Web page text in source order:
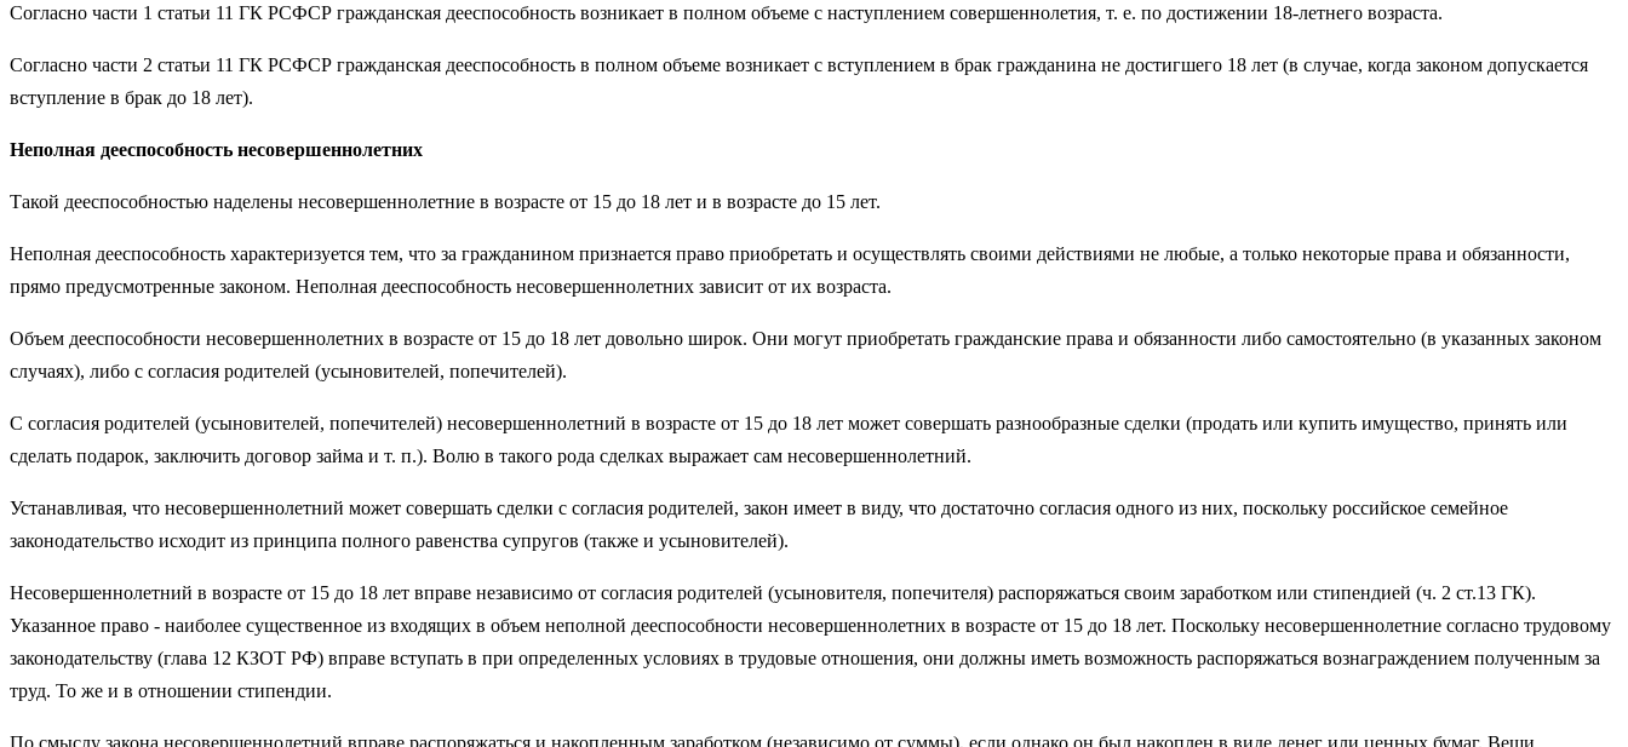
Согласно части 1 статьи 11 ГК РСФСР гражданская дееспособность возникает в полном объеме с наступлением совершеннолетия, т. е. по достижении 18-летнего возраста.
Согласно части 2 статьи 11 ГК РСФСР гражданская дееспособность в полном объеме возникает с вступлением в брак гражданина не достигшего 18 лет (в случае, когда законом допускается
вступление в брак до 18 лет).
Неполная дееспособность несовершеннолетних
Такой дееспособностью наделены несовершеннолетние в возрасте от 15 до 18 лет и в возрасте до 15 лет.
Неполная дееспособность характеризуется тем, что за гражданином признается право приобретать и осуществлять своими действиями не любые, а только некоторые права и обязанности,
прямо предусмотренные законом. Неполная дееспособность несовершеннолетних зависит от их возраста.
Объем дееспособности несовершеннолетних в возрасте от 15 до 18 лет довольно широк. Они могут приобретать гражданские права и обязанности либо самостоятельно (в указанных законом
случаях), либо с согласия родителей (усыновителей, попечителей).
С согласия родителей (усыновителей, попечителей) несовершеннолетний в возрасте от 15 до 18 лет может совершать разнообразные сделки (продать или купить имущество, принять или
сделать подарок, заключить договор займа и т. п.). Волю в такого рода сделках выражает сам несовершеннолетний.
Устанавливая, что несовершеннолетний может совершать сделки с согласия родителей, закон имеет в виду, что достаточно согласия одного из них, поскольку российское семейное
законодательство исходит из принципа полного равенства супругов (также и усыновителей).
Несовершеннолетний в возрасте от 15 до 18 лет вправе независимо от согласия родителей (усыновителя, попечителя) распоряжаться своим заработком или стипендией (ч. 2 ст.13 ГК).
Указанное право - наиболее существенное из входящих в объем неполной дееспособности несовершеннолетних в возрасте от 15 до 18 лет. Поскольку несовершеннолетние согласно трудовому
законодательству (глава 12 КЗОТ РФ) вправе вступать в при определенных условиях в трудовые отношения, они должны иметь возможность распоряжаться вознаграждением полученным за
труд. То же и в отношении стипендии.
По смыслу закона несовершеннолетний вправе распоряжаться и накопленным заработком (независимо от суммы), если однако он был накоплен в виде денег или ценных бумаг. Вещи